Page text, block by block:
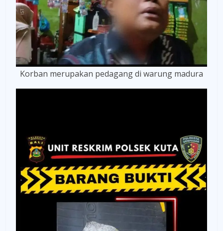
Korban merupakan pedagang di warung madura